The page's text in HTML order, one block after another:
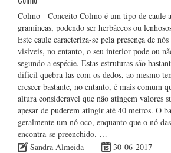
Colmo - Conceito Colmo é um tipo de caule
gramíneas, podendo ser herbáceos ou
Este caule caracteriza-se pela presença de
visíveis, no entanto, o seu interior pode ou
segundo a espécie. Estas estruturas são
difícil quebra-las com os dedos, ao mesmo
crescer bastante, no entanto, é mais comum
altura consideravel que não atingem valores
apesar de puderem atingir até 40 metros. O
geralmente um nó oco, enquanto que o nó
encontra-se preenchido. …
Sandra Almeida
30-06-2017